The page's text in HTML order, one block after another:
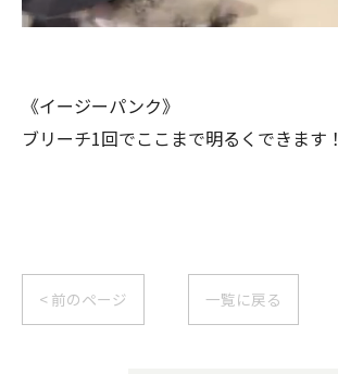
《イージーパンク》
ブリーチ1回でここまで明るくできます！
< 前のページ 一覧に戻る